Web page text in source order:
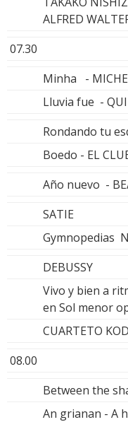
ALFRED
07.30
Minha -
Lluvia fue -
Rondando tu
Boedo - EL
Año nuevo -
SATIE
Gymnopedias
DEBUSSY
Vivo y bien a
en Sol menor
CUARTETO
08.00
Between the
An grianan - A